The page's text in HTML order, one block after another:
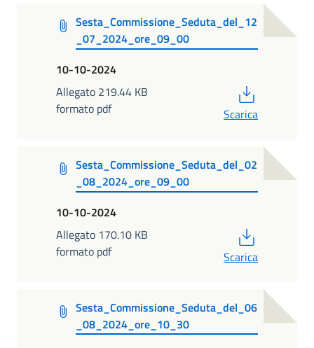
Sesta_Commissione_Seduta_del_12
_07_2024_ore_09_00
10-10-2024
Allegato 219.44 KB
formato pdf
Scarica
Sesta_Commissione_Seduta_del_02
_08_2024_ore_09_00
10-10-2024
Allegato 170.10 KB
formato pdf
Scarica
Sesta_Commissione_Seduta_del_06
_08_2024_ore_10_30